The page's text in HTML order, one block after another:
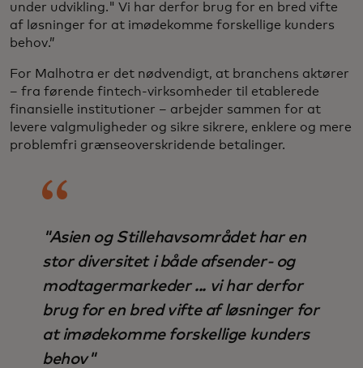
under udvikling." Vi har derfor brug for en bred vifte
af løsninger for at imødekomme forskellige kunders
behov.”
For Malhotra er det nødvendigt, at branchens aktører
– fra førende fintech-virksomheder til etablerede
finansielle institutioner – arbejder sammen for at
levere valgmuligheder og sikre sikrere, enklere og mere
problemfri grænseoverskridende betalinger.
"Asien og Stillehavsområdet har en
stor diversitet i både afsender- og
modtagermarkeder ... vi har derfor
brug for en bred vifte af løsninger for
at imødekomme forskellige kunders
behov"